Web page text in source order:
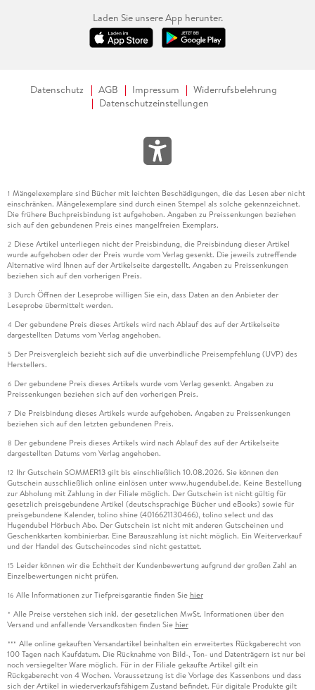
Laden Sie unsere App herunter.
Datenschutz AGB Impressum
Widerrufsbelehrung
Datenschutzeinstellungen
1 Mängelexemplare sind Bücher mit leichten Beschädigungen, die das Lesen aber nicht
einschränken. Mängelexemplare sind durch einen Stempel als solche gekennzeichnet.
Die frühere Buchpreisbindung ist aufgehoben. Angaben zu Preissenkungen beziehen
sich auf den gebundenen Preis eines mangelfreien Exemplars.
2 Diese Artikel unterliegen nicht der Preisbindung, die Preisbindung dieser Artikel
wurde aufgehoben oder der Preis wurde vom Verlag gesenkt. Die jeweils zutreffende
Alternative wird Ihnen auf der Artikelseite dargestellt. Angaben zu Preissenkungen
beziehen sich auf den vorherigen Preis.
3 Durch Öffnen der Leseprobe willigen Sie ein, dass Daten an den Anbieter der
Leseprobe übermittelt werden.
4 Der gebundene Preis dieses Artikels wird nach Ablauf des auf der Artikelseite
dargestellten Datums vom Verlag angehoben.
5 Der Preisvergleich bezieht sich auf die unverbindliche Preisempfehlung (UVP) des
Herstellers.
6 Der gebundene Preis dieses Artikels wurde vom Verlag gesenkt. Angaben zu
Preissenkungen beziehen sich auf den vorherigen Preis.
7 Die Preisbindung dieses Artikels wurde aufgehoben. Angaben zu Preissenkungen
beziehen sich auf den letzten gebundenen Preis.
8 Der gebundene Preis dieses Artikels wird nach Ablauf des auf der Artikelseite
dargestellten Datums vom Verlag angehoben.
12 Ihr Gutschein SOMMER13 gilt bis einschließlich 10.08.2026. Sie können den
Gutschein ausschließlich online einlösen unter www.hugendubel.de. Keine Bestellung
zur Abholung mit Zahlung in der Filiale möglich. Der Gutschein ist nicht gültig für
gesetzlich preisgebundene Artikel (deutschsprachige Bücher und eBooks) sowie für
preisgebundene Kalender, tolino shine (4016621130466), tolino select und das
Hugendubel Hörbuch Abo. Der Gutschein ist nicht mit anderen Gutscheinen und
Geschenkkarten kombinierbar. Eine Barauszahlung ist nicht möglich. Ein Weiterverkauf
und der Handel des Gutscheincodes sind nicht gestattet.
15 Leider können wir die Echtheit der Kundenbewertung aufgrund der großen Zahl an
Einzelbewertungen nicht prüfen.
16 Alle Informationen zur Tiefpreisgarantie finden Sie hier
* Alle Preise verstehen sich inkl. der gesetzlichen MwSt. Informationen über den
Versand und anfallende Versandkosten finden Sie hier
*** Alle online gekauften Versandartikel beinhalten ein erweitertes Rückgaberecht von
100 Tagen nach Kaufdatum. Die Rücknahme von Bild-, Ton- und Datenträgern ist nur bei
noch versiegelter Ware möglich. Für in der Filiale gekaufte Artikel gilt ein
Rückgaberecht von 4 Wochen. Voraussetzung ist die Vorlage des Kassenbons und dass
sich der Artikel in wiederverkaufsfähigem Zustand befindet. Für digitale Produkte gilt